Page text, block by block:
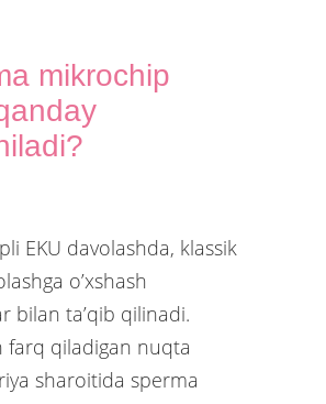
mikrochip
EKU davolashda, klassik
o’xshash
bilan ta’qib qilinadi.
farq qiladigan nuqta
sharoitida sperma